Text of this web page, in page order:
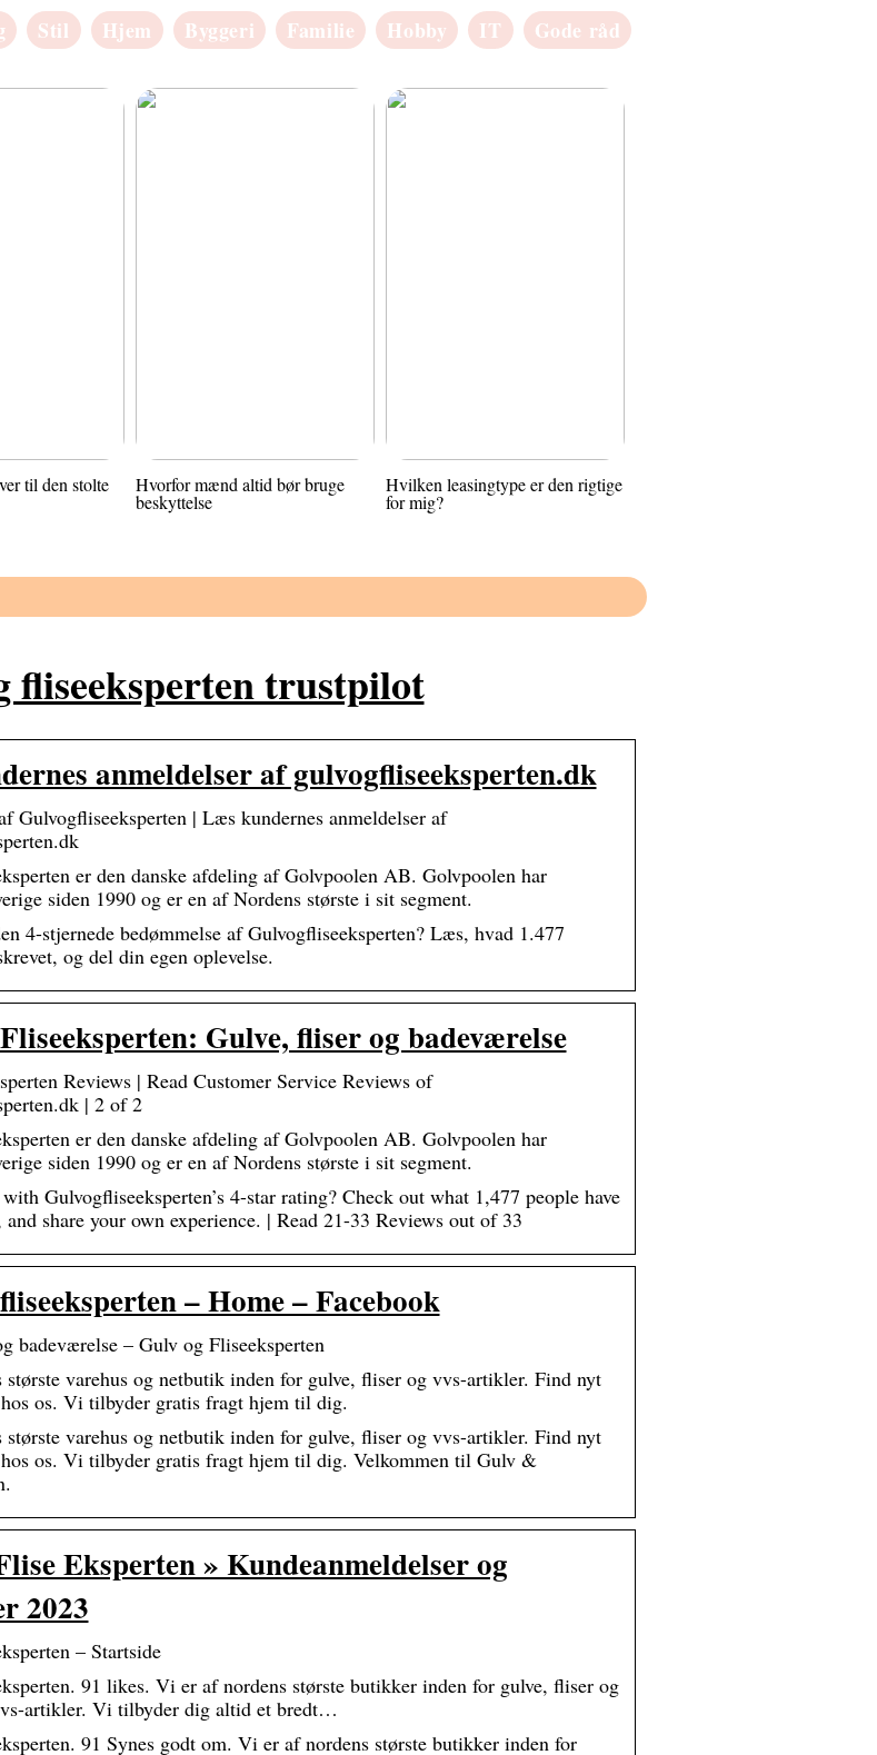
Stil Hjem Byggeri Familie Hobby IT Gode råd
til den stolte Hvorfor mænd altid bør bruge
beskyttelse
Hvilken leasingtype er den rigtige
for mig?
fliseeksperten trustpilot
anmeldelser af gulvogfliseeksperten.dk
Gulvogfliseeksperten | Læs kundernes anmeldelser af
er den danske afdeling af Golvpoolen AB. Golvpoolen har
siden 1990 og er en af Nordens største i sit segment.
4-stjernede bedømmelse af Gulvogfliseeksperten? Læs, hvad 1.477
og del din egen oplevelse.
Gulve, fliser og badeværelse
Reviews | Read Customer Service Reviews of
| 2 of 2
er den danske afdeling af Golvpoolen AB. Golvpoolen har
siden 1990 og er en af Nordens største i sit segment.
Gulvogfliseeksperten’s 4-star rating? Check out what 1,477 people have
share your own experience. | Read 21-33 Reviews out of 33
– Home – Facebook
badeværelse – Gulv og Fliseeksperten
største varehus og netbutik inden for gulve, fliser og vvs-artikler. Find nyt
os. Vi tilbyder gratis fragt hjem til dig.
største varehus og netbutik inden for gulve, fliser og vvs-artikler. Find nyt
os. Vi tilbyder gratis fragt hjem til dig. Velkommen til Gulv &
Eksperten » Kundeanmeldelser og
2023
– Startside
91 likes. Vi er af nordens største butikker inden for gulve, fliser og
artikler. Vi tilbyder dig altid et bredt…
91 Synes godt om. Vi er af nordens største butikker inden for